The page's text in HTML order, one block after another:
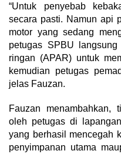
​“Untuk penyebab
secara pasti. Namun api
motor yang sedang
petugas SPBU
ringan (APAR) untuk
kemudian petugas
jelas Fauzan.
​Fauzan menambahkan,
oleh petugas di
yang berhasil mencegah
penyimpanan utama